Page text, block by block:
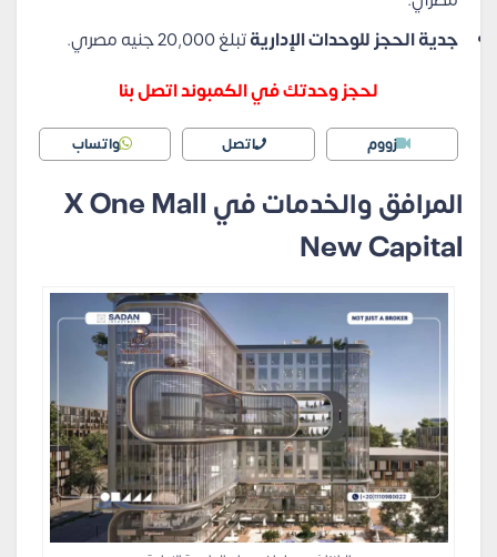
جدية الحجز للوحدات الإداريةتبلغ 20,000 جنيه مصري.
لحجز وحدتك في الكمبوند اتصل بنا
زووم اتصل واتساب
المرافق والخدمات في X One Mall
New Capital